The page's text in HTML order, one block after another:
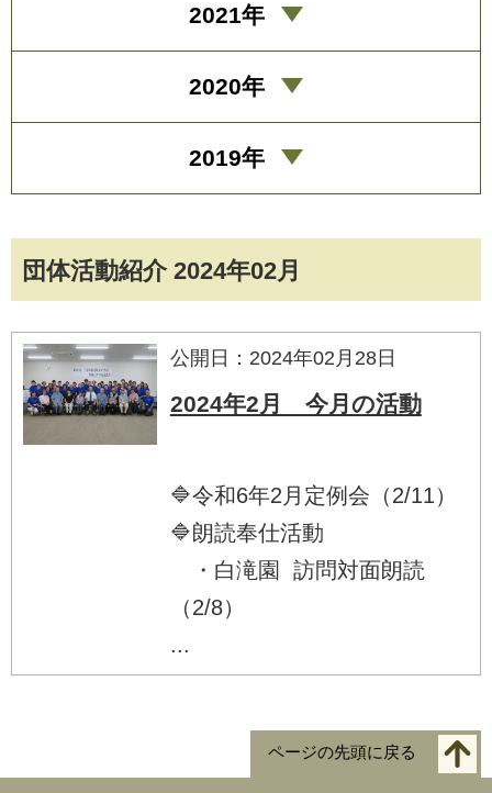
団体活動紹介 2024年02月
公開日：2024年02月28日
2024年2月 今月の活動
🔷令和6年2月定例会（2/11）
🔷朗読奉仕活動
・白滝園 訪問対面朗読
（2/8）
...
2021年
2020年
2019年
ページの先頭に戻る